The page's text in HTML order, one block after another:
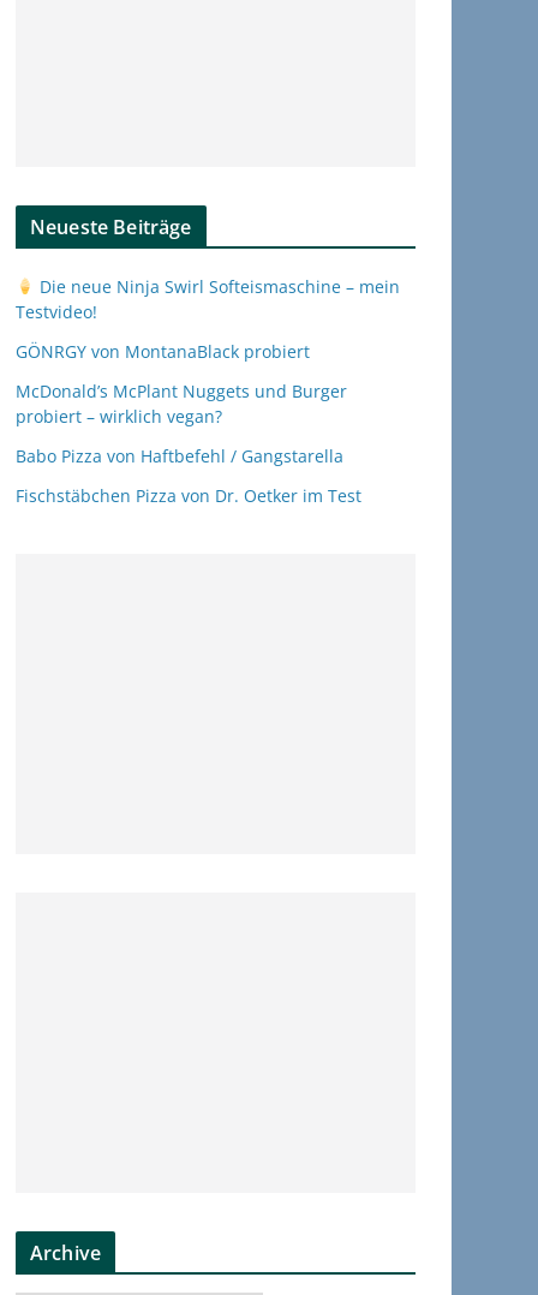
Neueste Beiträge
Die neue Ninja Swirl Softeismaschine – mein
Testvideo!
GÖNRGY von MontanaBlack probiert
McDonald’s McPlant Nuggets und Burger
probiert – wirklich vegan?
Babo Pizza von Haftbefehl / Gangstarella
Fischstäbchen Pizza von Dr. Oetker im Test
Archive